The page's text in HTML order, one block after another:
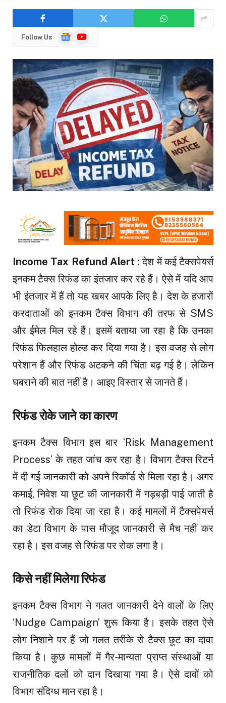
Follow Us
GoogleYouTube
Income Tax Refund Alert : देश में कई टैक्सपेयर्स
इनकम टैक्स रिफंड का इंतजार कर रहे हैं। ऐसे में यदि आप
भी इंतजार में हैं तो यह खबर आपके लिए है। देश के हजारों
करदाताओं को इनकम टैक्स विभाग की तरफ से SMS
और ईमेल मिल रहे हैं। इसमें बताया जा रहा है कि उनका
रिफंड फिलहाल होल्ड कर दिया गया है। इस वजह से लोग
परेशान हैं और रिफंड अटकने की चिंता बढ़ गई है। लेकिन
घबराने की बात नहीं है। आइए विस्तार से जानते हैं।
रिफंड रोके जाने का कारण
इनकम टैक्स विभाग इस बार ‘Risk Management
Process’ के तहत जांच कर रहा है। विभाग टैक्स रिटर्न
में दी गई जानकारी को अपने रिकॉर्ड से मिला रहा है। अगर
कमाई, निवेश या छूट की जानकारी में गड़बड़ी पाई जाती है
तो रिफंड रोक दिया जा रहा है। कई मामलों में टैक्सपेयर्स
का डेटा विभाग के पास मौजूद जानकारी से मैच नहीं कर
रहा है। इस वजह से रिफंड पर रोक लगा है।
किसे नहीं मिलेगा रिफंड
इनकम टैक्स विभाग ने गलत जानकारी देने वालों के लिए
‘Nudge Campaign’ शुरू किया है। इसके तहत ऐसे
लोग निशाने पर हैं जो गलत तरीके से टैक्स छूट का दावा
किया है। कुछ मामलों में गैर-मान्यता प्राप्त संस्थाओं या
राजनीतिक दलों को दान दिखाया गया है। ऐसे दावों को
विभाग संदिग्ध मान रहा है।